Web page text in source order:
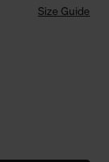
Size Guide